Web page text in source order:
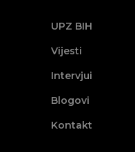
UPZ BIH
Vijesti
Intervjui
Blogovi
Kontakt